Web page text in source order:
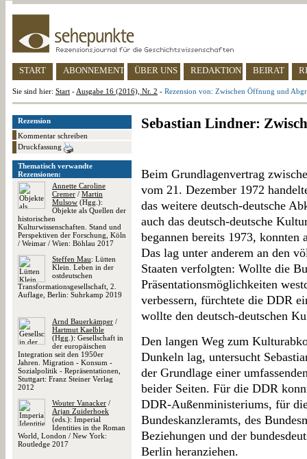
START ABONNEMENT ÜBER UNS REDAKTION BEIRAT
Sie sind hier: Start - Ausgabe 16 (2016), Nr. 2 - Rezension von: Zwischen Öffnung und
Rezension
Kommentar schreiben
Druckfassung
Thematisch verwandte
Rezensionen:
Annette Caroline
Cremer / Martin
Mulsow (Hgg.):
Objekte als Quellen der
historischen
Kulturwissenschaften. Stand und
Perspektiven der Forschung, Köln
/ Weimar / Wien: Böhlau 2017
Steffen Mau: Lütten
Klein. Leben in der
ostdeutschen
Transformationsgesellschaft, 2.
Auflage, Berlin: Suhrkamp 2019
Arnd Bauerkämper /
Hartmut Kaelble
(Hgg.): Gesellschaft in
der europäischen
Integration seit den 1950er
Jahren. Migration - Konsum -
Sozialpolitik - Repräsentationen,
Stuttgart: Franz Steiner Verlag
2012
Wouter Vanacker /
Arjan Zuiderhoek
(eds.): Imperial
Identities in the Roman
World, London / New York:
Routledge 2017
Sebastian Lindner:
Beim Grundlagenvertrag
vom 21. Dezember 1972
das weitere deutsch-deutsche
auch das deutsch-deutsche
begannen bereits 1973, konnten
Das lag unter anderem an den
Staaten verfolgten: Wollte die
Präsentationsmöglichkeiten
verbessern, fürchtete die DDR
wollte den deutsch-deutschen
Den langen Weg zum
Dunkeln lag, untersucht
der Grundlage einer
beider Seiten. Für die DDR
DDR-Außenministeriums, für
Bundeskanzleramts, des
Beziehungen und der
Berlin heranziehen.